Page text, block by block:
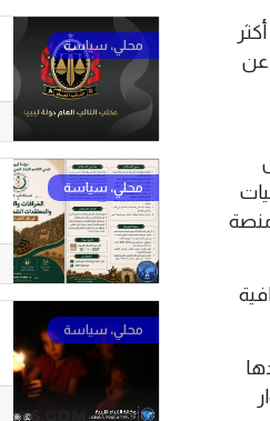
عن
منصة